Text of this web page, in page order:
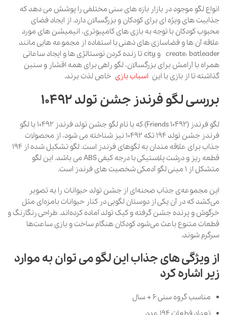
انواع لگو موجود در بازار بازه های سنی مختلفی را پوشش می دهد که
جذابیت های ویژه ای برای کودکان و بزرگسالان دارد. از ایجاد فضای
محبوب کودکان با توجه به بازی های کامپیوتری، انیمیشن های مورد
علاقه آن ها و فضاسازی های ذهنی با استفاده از مجموعه هایی مانند
create، batleader و city تا زنده کردن نوستالژی ها و ایجاد ساعاتی
همراه با آرامش برای بزرگسالان، لگو راهی برای همه اقشار و سنین
گذاشته تا از بازی با این اسباب بازی خاص لذت برند.
بررسی لگو فرندز جشن تولد 10492
لگو فرندز (Friends 10492) که با نام لگو جشن تولد فرندز 10492 یا لگو
فرندز جشن تولد 194 تکه 10492 نیز شناخته می شود، از محصولات
جذاب برای علاقه مندان به لگوهای فرندز است. ‌لگو ‌تشکیل ‌شده ‌از 194
‌قطعه ‌ریز ‌و ‌درشت ‌پلاستیکی ‌با ‌درجه ‌کیفی ‌ABS ‌می ‌باشد‌. این لگو
متشکل از 1 مینی لگو آدمکی شخصیت های فرندز است.
این مجموعه‌ی جذاب صحنه‌ای از جشن تولد حیوانات را به تصویر
می‌کشد که در آن یکی از دوستان لگویی در کنار حیوانات بامزه‌ای مثل
خرگوش و پرنده جشن گرفته و کیک تولد آماده کرده‌اند. طراحی رنگارنگ و
قطعات متنوع باعث می‌شود کودکان هنگام ساخت و بازی ساعت‌ها
سرگرم شوند.
از ویژگی های جذاب این لگو می توان به موارد
زیر اشاره کرد
مناسب گروه سنی 6 + سال